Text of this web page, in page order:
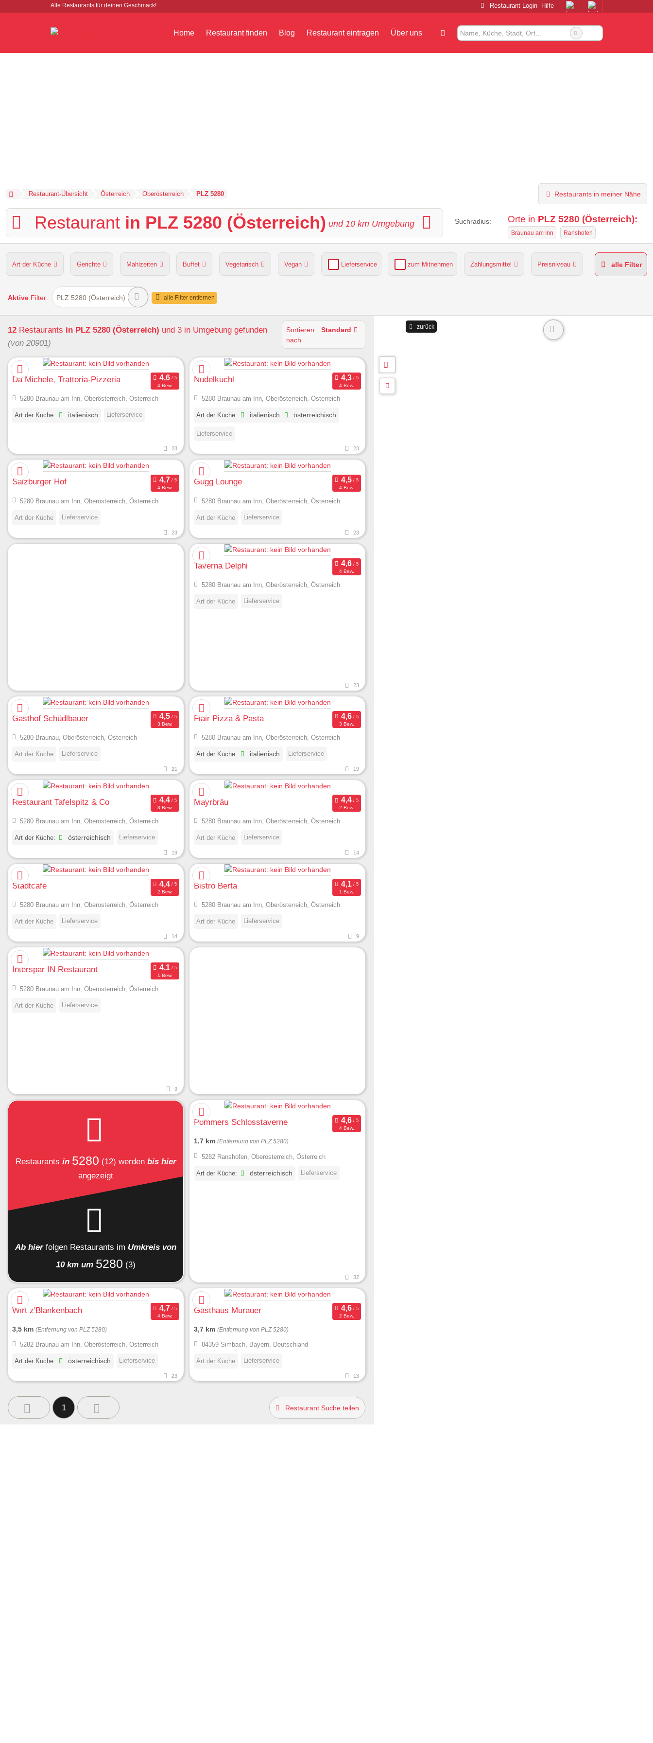
Alle Restaurants für deinen Geschmack! Restaurant Login Hilfe
Home Restaurant finden Blog Restaurant eintragen Über uns
Restaurant-Übersicht Österreich Oberösterreich PLZ 5280 Restaurants in meiner Nähe
Restaurant in PLZ 5280 (Österreich) und 10 km Umgebung Suchradius: Orte in PLZ 5280 (Österreich):
Braunau am Inn Ranshofen
Art der Küche Gerichte Mahlzeiten Buffet Vegetarisch Vegan Lieferservice zum Mitnehmen Zahlungsmittel Preisniveau
Hunde erlaubt Kapazität Sitzplätze im Freien
alle Filter
Aktive Filter: PLZ 5280 (Österreich) alle Filter entfernen
12 Restaurants in PLZ 5280 (Österreich) und 3 in Umgebung gefunden
(von 20901)
Sortieren
nach
Standard
Da Michele, Trattoria-Pizzeria
4 Bew.
5280 Braunau am Inn, Oberösterreich, Österreich
Art der Küche: italienisch Lieferservice
23
Nudelkuchl
4 Bew.
5280 Braunau am Inn, Oberösterreich, Österreich
Art der Küche: italienisch österreichisch
Lieferservice
23
Salzburger Hof
4 Bew.
5280 Braunau am Inn, Oberösterreich, Österreich
Art der Küche Lieferservice
23
Gugg Lounge
4 Bew.
5280 Braunau am Inn, Oberösterreich, Österreich
Art der Küche Lieferservice
23
Taverna Delphi
4 Bew.
5280 Braunau am Inn, Oberösterreich, Österreich
Art der Küche Lieferservice
23
Gasthof Schüdlbauer
3 Bew.
5280 Braunau, Oberösterreich, Österreich
Art der Küche Lieferservice
21
Flair Pizza & Pasta
3 Bew.
5280 Braunau am Inn, Oberösterreich, Österreich
Art der Küche: italienisch Lieferservice
19
Restaurant Tafelspitz & Co
3 Bew.
5280 Braunau am Inn, Oberösterreich, Österreich
Art der Küche: österreichisch Lieferservice
19
Mayrbräu
2 Bew.
5280 Braunau am Inn, Oberösterreich, Österreich
Art der Küche Lieferservice
14
Stadtcafe
2 Bew.
5280 Braunau am Inn, Oberösterreich, Österreich
Art der Küche Lieferservice
14
Bistro Berta
1 Bew.
5280 Braunau am Inn, Oberösterreich, Österreich
Art der Küche Lieferservice
9
Interspar IN Restaurant
1 Bew.
5280 Braunau am Inn, Oberösterreich, Österreich
Art der Küche Lieferservice
9
Restaurants in 5280 (12) werden bis hier
angezeigt
Ab hier folgen Restaurants im Umkreis von
10 km um 5280 (3)
Pommers Schlosstaverne
4 Bew.
1,7 km (Entfernung von PLZ 5280)
5282 Ranshofen, Oberösterreich, Österreich
Art der Küche: österreichisch Lieferservice
32
Wirt z'Blankenbach
4 Bew.
3,5 km (Entfernung von PLZ 5280)
5282 Braunau am Inn, Oberösterreich, Österreich
Art der Küche: österreichisch Lieferservice
23
Gasthaus Murauer
2 Bew.
3,7 km (Entfernung von PLZ 5280)
84359 Simbach, Bayern, Deutschland
Art der Küche Lieferservice
13
1 Restaurant Suche teilen
zurück